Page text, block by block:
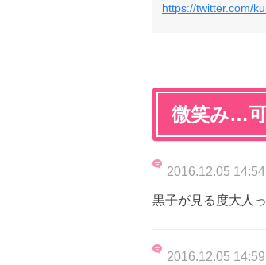
https://twitter.com/
微笑み…
2016.12.05 14:54
黒子が見る度大人
2016.12.05 14:59